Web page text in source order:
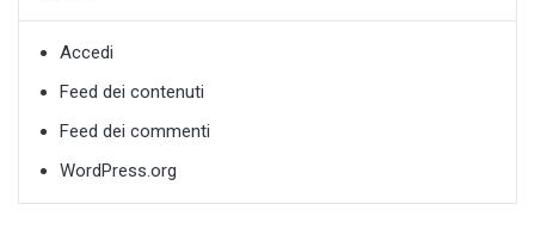
Accedi
Feed dei contenuti
Feed dei commenti
WordPress.org